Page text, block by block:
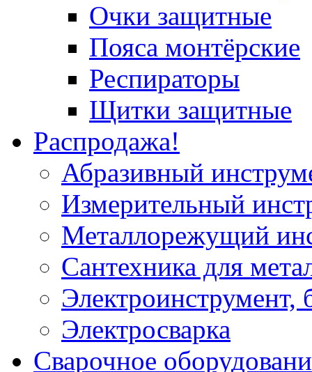
Очки защитные
Пояса монтёрские
Респираторы
Щитки защитные
Распродажа!
Абразивный
Измерительный
Металлорежущий
Сантехника для
Электроинструмент,
Электросварка
Сварочное